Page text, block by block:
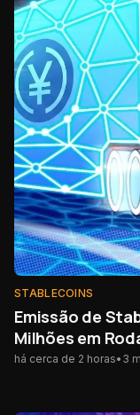
STABLECOINS
Emissão de
Milhões em
há cerca de 2 horas• 3